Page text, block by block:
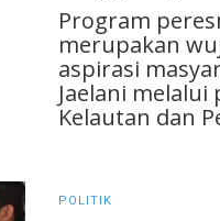
Program
merupakan
aspirasi
Jaelani
Kelautan dan
POLITIK